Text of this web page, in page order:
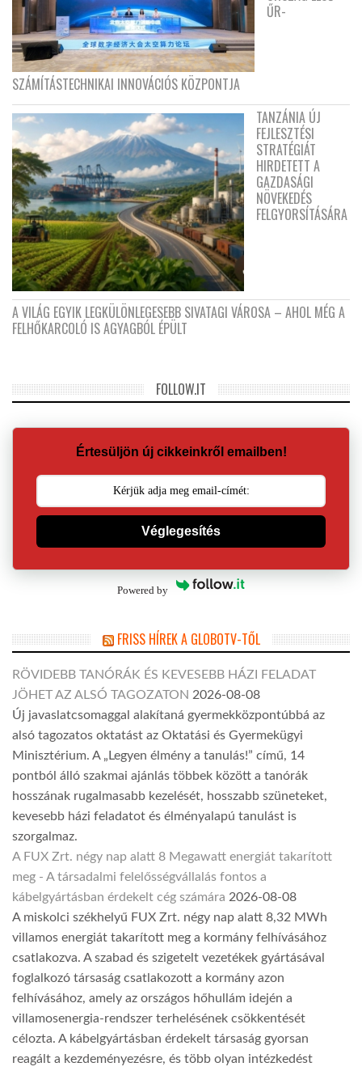
ŰR-
SZÁMÍTÁSTECHNIKAI INNOVÁCIÓS KÖZPONTJA
TANZÁNIA ÚJ
FEJLESZTÉSI
STRATÉGIÁT
HIRDETETT A
GAZDASÁGI
NÖVEKEDÉS
FELGYORSÍTÁSÁRA
A VILÁG EGYIK LEGKÜLÖNLEGESEBB SIVATAGI VÁROSA – AHOL MÉG A
FELHŐKARCOLÓ IS AGYAGBÓL ÉPÜLT
FOLLOW.IT
Értesüljön új cikkeinkről emailben!
Véglegesítés
Powered by
FRISS HÍREK A GLOBOTV-TŐL
RÖVIDEBB TANÓRÁK ÉS KEVESEBB HÁZI FELADAT
JÖHET AZ ALSÓ TAGOZATON 2026-08-08
Új javaslatcsomaggal alakítaná gyermekközpontúbbá az
alsó tagozatos oktatást az Oktatási és Gyermekügyi
Minisztérium. A „Legyen élmény a tanulás!” című, 14
pontból álló szakmai ajánlás többek között a tanórák
hosszának rugalmasabb kezelését, hosszabb szüneteket,
kevesebb házi feladatot és élményalapú tanulást is
szorgalmaz.
A FUX Zrt. négy nap alatt 8 Megawatt energiát takarított
meg - A társadalmi felelősségvállalás fontos a
kábelgyártásban érdekelt cég számára 2026-08-08
A miskolci székhelyű FUX Zrt. négy nap alatt 8,32 MWh
villamos energiát takarított meg a kormány felhívásához
csatlakozva. A szabad és szigetelt vezetékek gyártásával
foglalkozó társaság csatlakozott a kormány azon
felhívásához, amely az országos hőhullám idején a
villamosenergia-rendszer terhelésének csökkentését
célozta. A kábelgyártásban érdekelt társaság gyorsan
reagált a kezdeményezésre, és több olyan intézkedést